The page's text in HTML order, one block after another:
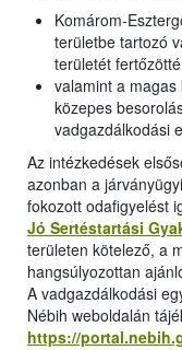
Komárom-
területbe tartozó
területét
valamint a
közepes
vadgazdálkodási
Az intézkedések
azonban a
fokozott odafigyelést
Jó Sertéstartási
területen kötelező, a
hangsúlyozottan
A vadgazdálkodási
Nébih weboldalán
https://